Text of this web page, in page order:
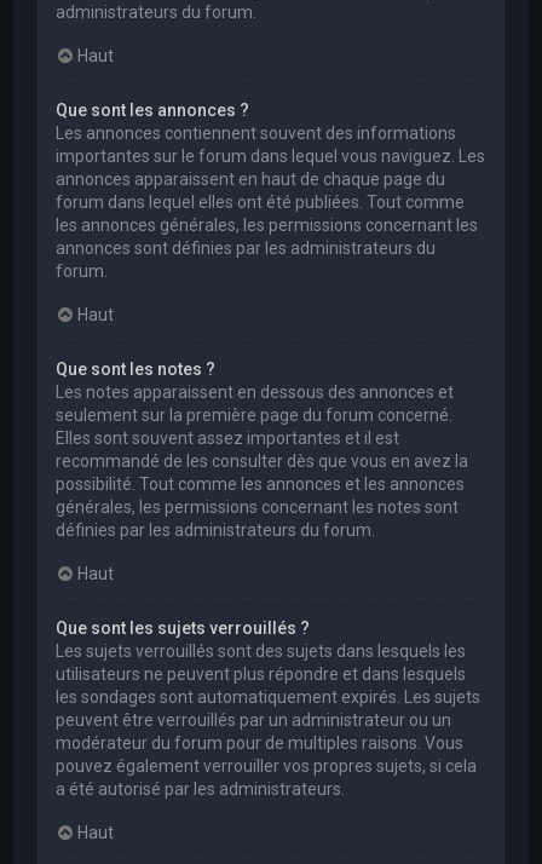
administrateurs du forum.
Haut
Que sont les annonces ?
Les annonces contiennent souvent des informations
importantes sur le forum dans lequel vous naviguez. Les
annonces apparaissent en haut de chaque page du
forum dans lequel elles ont été publiées. Tout comme
les annonces générales, les permissions concernant les
annonces sont définies par les administrateurs du
forum.
Haut
Que sont les notes ?
Les notes apparaissent en dessous des annonces et
seulement sur la première page du forum concerné.
Elles sont souvent assez importantes et il est
recommandé de les consulter dès que vous en avez la
possibilité. Tout comme les annonces et les annonces
générales, les permissions concernant les notes sont
définies par les administrateurs du forum.
Haut
Que sont les sujets verrouillés ?
Les sujets verrouillés sont des sujets dans lesquels les
utilisateurs ne peuvent plus répondre et dans lesquels
les sondages sont automatiquement expirés. Les sujets
peuvent être verrouillés par un administrateur ou un
modérateur du forum pour de multiples raisons. Vous
pouvez également verrouiller vos propres sujets, si cela
a été autorisé par les administrateurs.
Haut